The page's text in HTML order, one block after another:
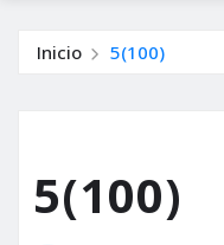
Inicio 5(100)
5(100)